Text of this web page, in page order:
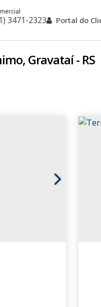
3471-2323 Portal do
Gravataí - RS